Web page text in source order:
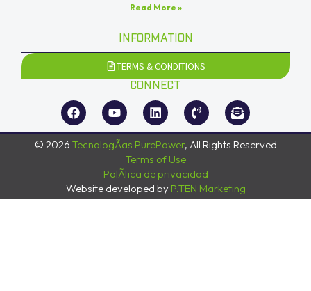
Read More »
INFORMATION
TERMS & CONDITIONS
CONNECT
© 2026 TecnologÃ­as PurePower, All Rights Reserved
Terms of Use
PolÃ­tica de privacidad
Website developed by P.TEN Marketing